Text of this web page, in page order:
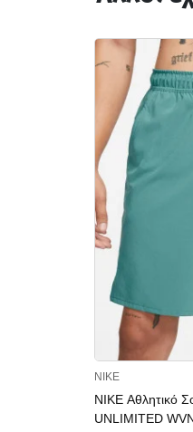
NIKE
NIKE Αθλητικό
UNLIMITED